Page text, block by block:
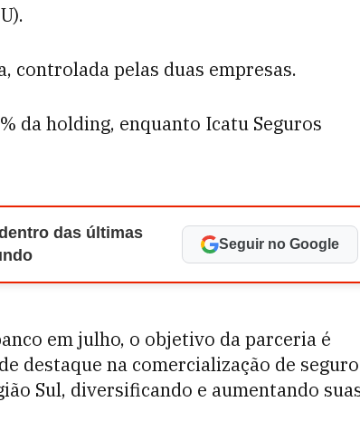
controlada pelas duas empresas.
da holding, enquanto Icatu Seguros
das últimas
Seguir no Google
em julho, o objetivo da parceria é
destaque na comercialização de
Sul, diversificando e aumentando